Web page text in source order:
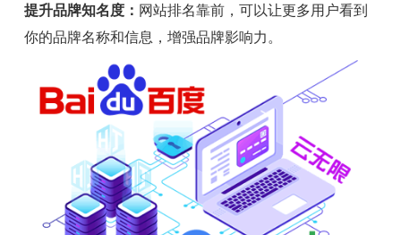
提升品牌知名度： 网站排名靠前，可以让更多用户看到
你的品牌名称和信息，增强品牌影响力。